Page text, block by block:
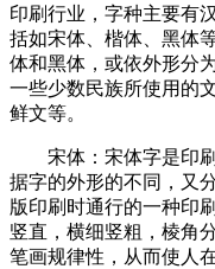
印刷行业，字种主要有
括如宋体、楷体、黑体
体和黑体，或依外形分
一些少数民族所使用的
鲜文等。
宋体：宋体字是印刷
据字的外形的不同，又
版印刷时通行的一种印
竖直，横细竖粗，棱角
笔画规律性，从而使人